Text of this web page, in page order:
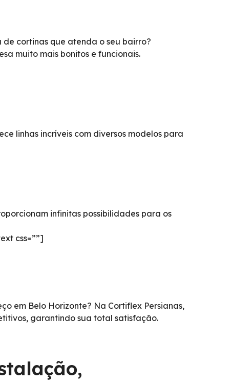
cortinas que atenda o seu bairro?
muito mais bonitos e funcionais.
linhas incríveis com diversos modelos para
infinitas possibilidades para os
css=””]
em Belo Horizonte? Na Cortiflex Persianas,
garantindo sua total satisfação.